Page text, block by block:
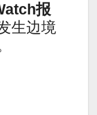
报
生边境